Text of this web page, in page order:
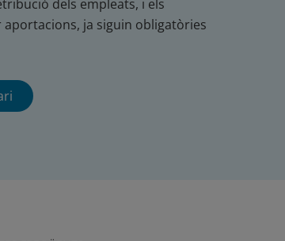
dels empleats, i els
ja siguin obligatòries